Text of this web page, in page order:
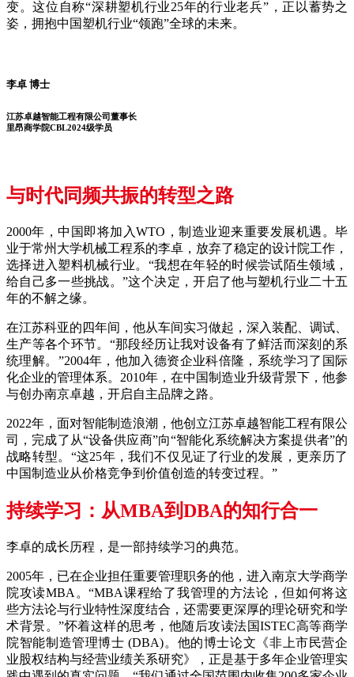
变。这位自称“深耕塑机行业25年的行业老兵”，正以蓄势之
姿，拥抱中国塑机行业“领跑”全球的未来。
李卓 博士
江苏卓越智能工程有限公司董事长
里昂商学院CBL2024级学员
与时代同频共振的转型之路
2000年，中国即将加入WTO，制造业迎来重要发展机遇。毕
业于常州大学机械工程系的李卓，放弃了稳定的设计院工作，
选择进入塑料机械行业。“我想在年轻的时候尝试陌生领域，
给自己多一些挑战。”这个决定，开启了他与塑机行业二十五
年的不解之缘。
在江苏科亚的四年间，他从车间实习做起，深入装配、调试、
生产等各个环节。“那段经历让我对设备有了鲜活而深刻的系
统理解。”2004年，他加入德资企业科倍隆，系统学习了国际
化企业的管理体系。2010年，在中国制造业升级背景下，他参
与创办南京卓越，开启自主品牌之路。
2022年，面对智能制造浪潮，他创立江苏卓越智能工程有限公
司，完成了从“设备供应商”向“智能化系统解决方案提供者”的
战略转型。“这25年，我们不仅见证了行业的发展，更亲历了
中国制造业从价格竞争到价值创造的转变过程。”
持续学习：从MBA到DBA的知行合一
李卓的成长历程，是一部持续学习的典范。
2005年，已在企业担任重要管理职务的他，进入南京大学商学
院攻读MBA。“MBA课程给了我管理的方法论，但如何将这
些方法论与行业特性深度结合，还需要更深厚的理论研究和学
术背景。”怀着这样的思考，他随后攻读法国ISTEC高等商学
院智能制造管理博士 (DBA)。他的博士论文《非上市民营企
业股权结构与经营业绩关系研究》，正是基于多年企业管理实